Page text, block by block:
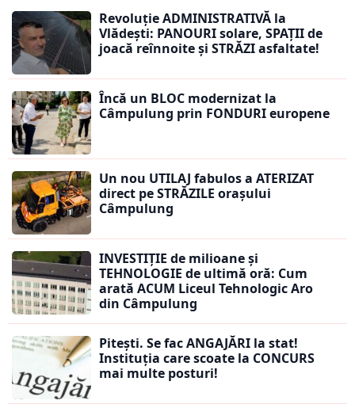
Revoluție ADMINISTRATIVĂ la
Vlădești: PANOURI solare, SPAȚII de
joacă reînnoite și STRĂZI asfaltate!
Încă un BLOC modernizat la
Câmpulung prin FONDURI europene
Un nou UTILAJ fabulos a ATERIZAT
direct pe STRĂZILE orașului
Câmpulung
INVESTIȚIE de milioane și
TEHNOLOGIE de ultimă oră: Cum
arată ACUM Liceul Tehnologic Aro
din Câmpulung
Pitești. Se fac ANGAJĂRI la stat!
Instituția care scoate la CONCURS
mai multe posturi!